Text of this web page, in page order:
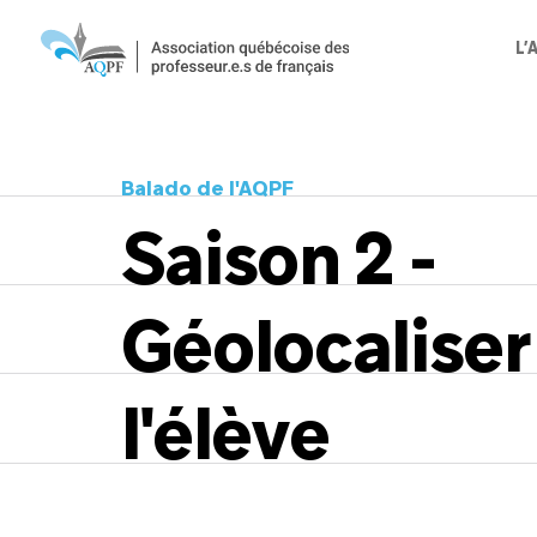
Balado de l'AQPF
Saison 2 -
Géolocaliser
l'élève